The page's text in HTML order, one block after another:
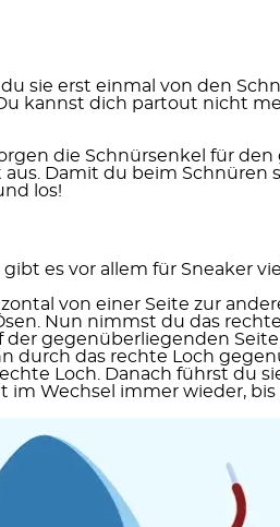
sie erst einmal von den
kannst dich partout nicht
die Schnürsenkel für
Damit du beim Schnüren
los!
es vor allem für Sneaker
von einer Seite zur
Nun nimmst du das
gegenüberliegenden
durch das rechte Loch
Loch. Danach führst du
Wechsel immer wieder,